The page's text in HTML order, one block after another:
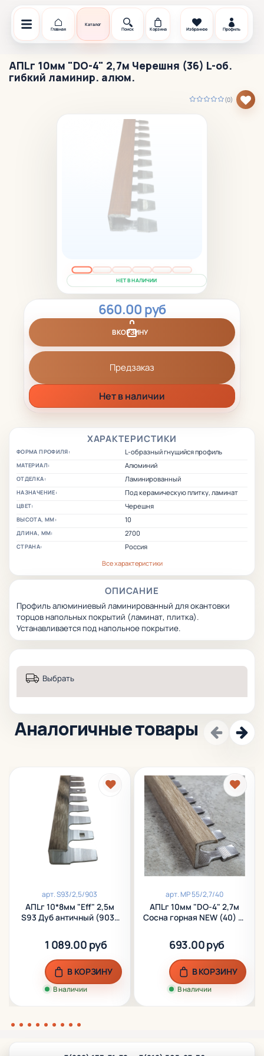
Главная
Каталог
Поиск
Корзина Избранное Профиль
АПLг 10мм "DO-4" 2,7м Черешня (36) L-об.
гибкий ламинир. алюм.
(0)
НЕТ В НАЛИЧИИ
ХАРАКТЕРИСТИКИ
ФОРМА ПРОФИЛЯ: L-образный гнущийся профиль
МАТЕРИАЛ: Алюминий
ОТДЕЛКА: Ламинированный
НАЗНАЧЕНИЕ: Под керамическую плитку, ламинат
ЦВЕТ: Черешня
ВЫСОТА, ММ: 10
ДЛИНА, ММ: 2700
СТРАНА:
Россия
Все характеристики
ОПИСАНИЕ
Профиль алюминиевый ламинированный для окантовки
торцов напольных покрытий (ламинат, плитка).
Устанавливается под напольное покрытие.
660.00 руб
В КОРЗИНУ
Предзаказ
Нет в наличии
Выбрать
Аналогичные товары
арт.S93/2,5/903
АПLг 10*8мм "Eff" 2,5м
S93 Дуб античный (903)
1 089.00 руб
В наличии
В КОРЗИНУ
арт.МР 55/2,7/40
АПLг 10мм "DO-4" 2,7м
Сосна горная NEW (40) L-
алюм.
693.00 руб
В наличии
В КОРЗИНУ